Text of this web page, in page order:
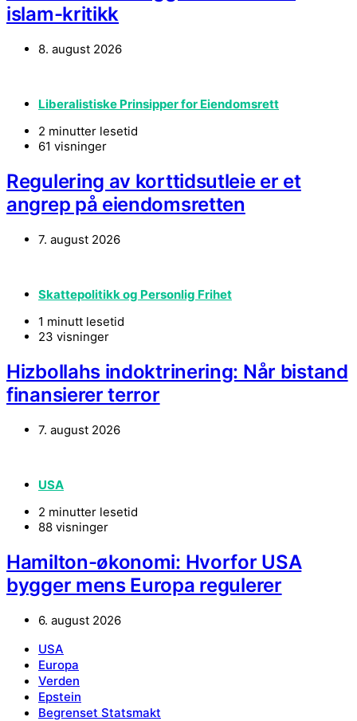
islam-kritikk
8. august 2026
Liberalistiske Prinsipper for Eiendomsrett
2 minutter lesetid
61 visninger
Regulering av korttidsutleie er et
angrep på eiendomsretten
7. august 2026
Skattepolitikk og Personlig Frihet
1 minutt lesetid
23 visninger
Hizbollahs indoktrinering: Når bistand
finansierer terror
7. august 2026
USA
2 minutter lesetid
88 visninger
Hamilton-økonomi: Hvorfor USA
bygger mens Europa regulerer
6. august 2026
USA
Europa
Verden
Epstein
Begrenset Statsmakt